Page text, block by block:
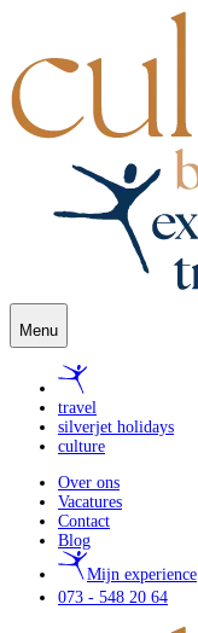
Menu
travel
silverjet holidays
culture
Over ons
Vacatures
Contact
Blog
Mijn experience
073 - 548 20 64